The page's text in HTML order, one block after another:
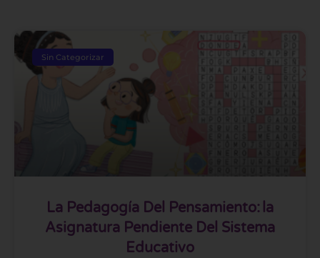
Sin Categorizar
La Pedagogía Del Pensamiento: La
Asignatura Pendiente Del Sistema
Educativo